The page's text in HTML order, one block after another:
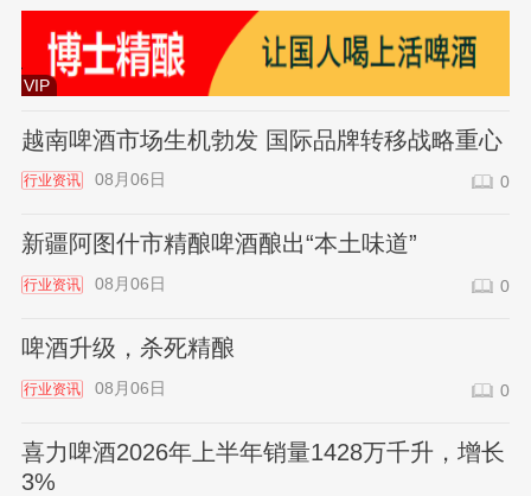
VIP
越南啤酒市场生机勃发 国际品牌转移战略重心
行业资讯 08月06日 0
新疆阿图什市精酿啤酒酿出“本土味道”
行业资讯 08月06日 0
啤酒升级，杀死精酿
行业资讯 08月06日 0
喜力啤酒2026年上半年销量1428万千升，增长
3%